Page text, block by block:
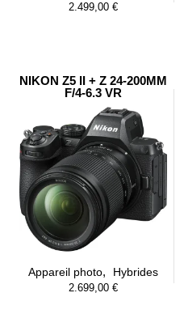
2.499,00 €
NIKON Z5 II + Z 24-200MM
F/4-6.3 VR
Appareil photo,
Hybrides
2.699,00 €